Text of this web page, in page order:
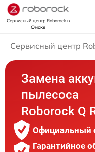
Сервисный центр Roborockв
Омске
Сервисный центр
Замена
пылесоса
Roborock Q
Официальный
Гарантийное